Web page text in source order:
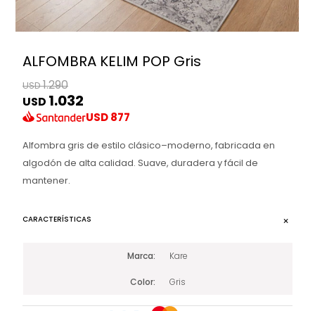
ALFOMBRA KELIM POP Gris
USD1.290
USD 1.032
USD877
Alfombra gris de estilo clásico–moderno, fabricada en
algodón de alta calidad. Suave, duradera y fácil de
mantener.
CARACTERÍSTICAS
Marca Kare
Color Gris